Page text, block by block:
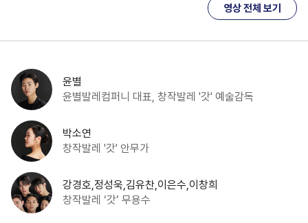
영상 전체 보기
윤별
윤별발레컴퍼니 대표, 창작발레 '갓' 예술감독
박소연
창작발레 '갓' 안무가
강경호,정성욱,김유찬,이은수,이창희
창작발레 ‘갓’ 무용수